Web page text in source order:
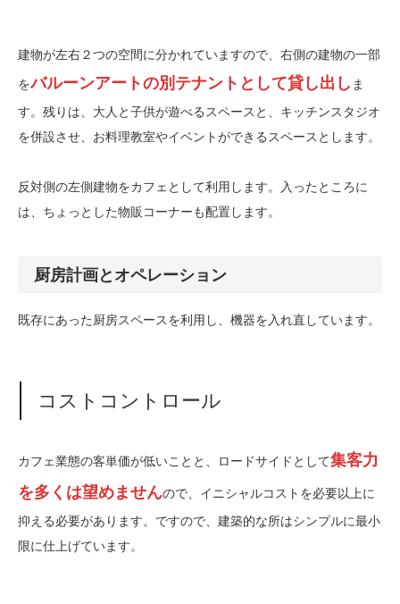
建物が左右２つの空間に分かれていますので、右側の建物の一部
をバルーンアートの別テナントとして貸し出し ま
す。残りは、大人と子供が遊べるスペースと、キッチンスタジオ
を併設させ、お料理教室やイベントができるスペースとします。
反対側の左側建物をカフェとして利用します。入ったところに
は、ちょっとした物販コーナーも配置します。
厨房計画とオペレーション
既存にあった厨房スペースを利用し、機器を入れ直しています。
コストコントロール
カフェ業態の客単価が低いことと、ロードサイドとして集客力
を多くは望めませんので、イニシャルコストを必要以上に
抑える必要があります。ですので、建築的な所はシンプルに最小
限に仕上げています。